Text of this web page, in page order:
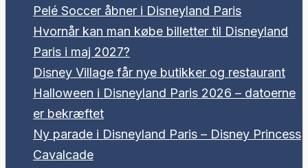
Pelé Soccer åbner i Disneyland Paris
Hvornår kan man købe billetter til Disneyland
Paris i maj 2027?
Disney Village får nye butikker og restaurant
Halloween i Disneyland Paris 2026 – datoerne
er bekræftet
Ny parade i Disneyland Paris – Disney Princess
Cavalcade